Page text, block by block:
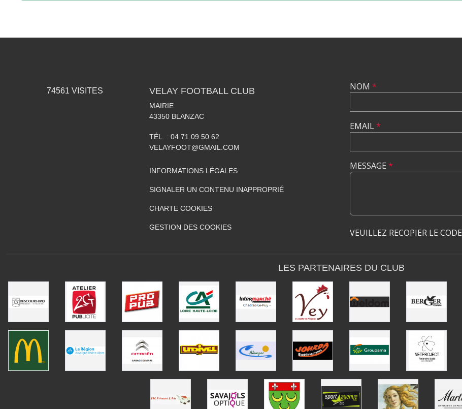
74561 VISITES VELAY FOOTBALL CLUB
MAIRIE
43350 BLANZAC
TÉL. : 04 71 09 50 62
VELAYFOOT@GMAIL.COM
INFORMATIONS LÉGALES
SIGNALER UN CONTENU INAPPROPRIÉ
CHARTE COOKIES
GESTION DES COOKIES
NOM *
EMAIL*
MESSAGE *
VEUILLEZ RECOPIER LE CODE
LES PARTENAIRES DU CLUB